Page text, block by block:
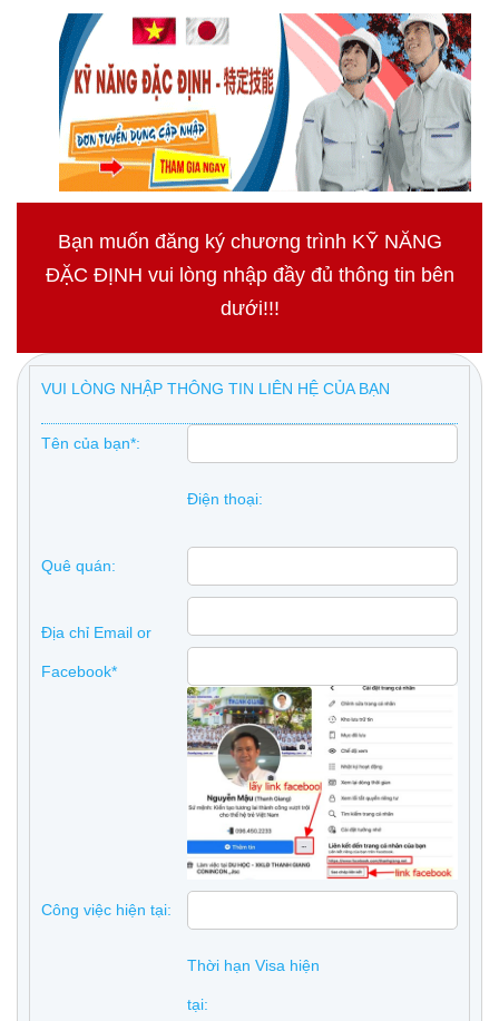
Bạn muốn đăng ký chương trình KỸ NĂNG
ĐẶC ĐỊNH vui lòng nhập đầy đủ thông tin bên
dưới!!!
VUI LÒNG NHẬP THÔNG TIN LIÊN HỆ CỦA BẠN
Tên của bạn*:
Điện thoại:
Quê quán:
Địa chỉ Email or
Facebook*
Công việc hiện tại:
Thời hạn Visa hiện
tại: